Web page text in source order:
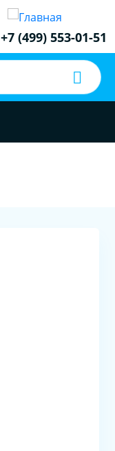
+7 (499) 553-01-51